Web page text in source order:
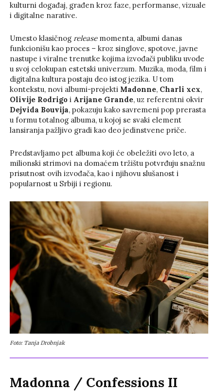
kulturni događaj, građen kroz faze, performanse, vizuale
i digitalne narative.
Umesto klasičnog releasemomenta, albumi danas
funkcionišu kao proces – kroz singlove, spotove, javne
nastupe i viralne trenutke kojima izvođači publiku uvode
u svoj celokupan estetski univerzum. Muzika, moda, film i
digitalna kultura postaju deo istog jezika. U tom
kontekstu, novi albumi-projekti Madonne, Charli xcx,
Olivije Rodrigo i Arijane Grande, uz referentni okvir
Dejvida Bouvija, pokazuju kako savremeni pop prerasta
u formu totalnog albuma, u kojoj se svaki element
lansiranja pažljivo gradi kao deo jedinstvene priče.
Predstavljamo pet albuma koji će obeležiti ovo leto, a
milionski strimovi na domaćem tržištu potvrđuju snažnu
prisutnost ovih izvođača, kao i njihovu slušanost i
popularnost u Srbiji i regionu.
Foto: Tanja Drobnjak
Madonna / Confessions II